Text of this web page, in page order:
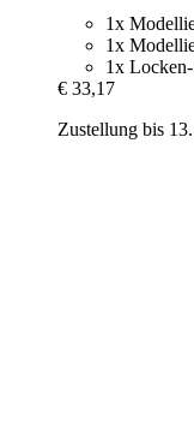
1x
1x
1x
€ 33,17
Zustellung bis